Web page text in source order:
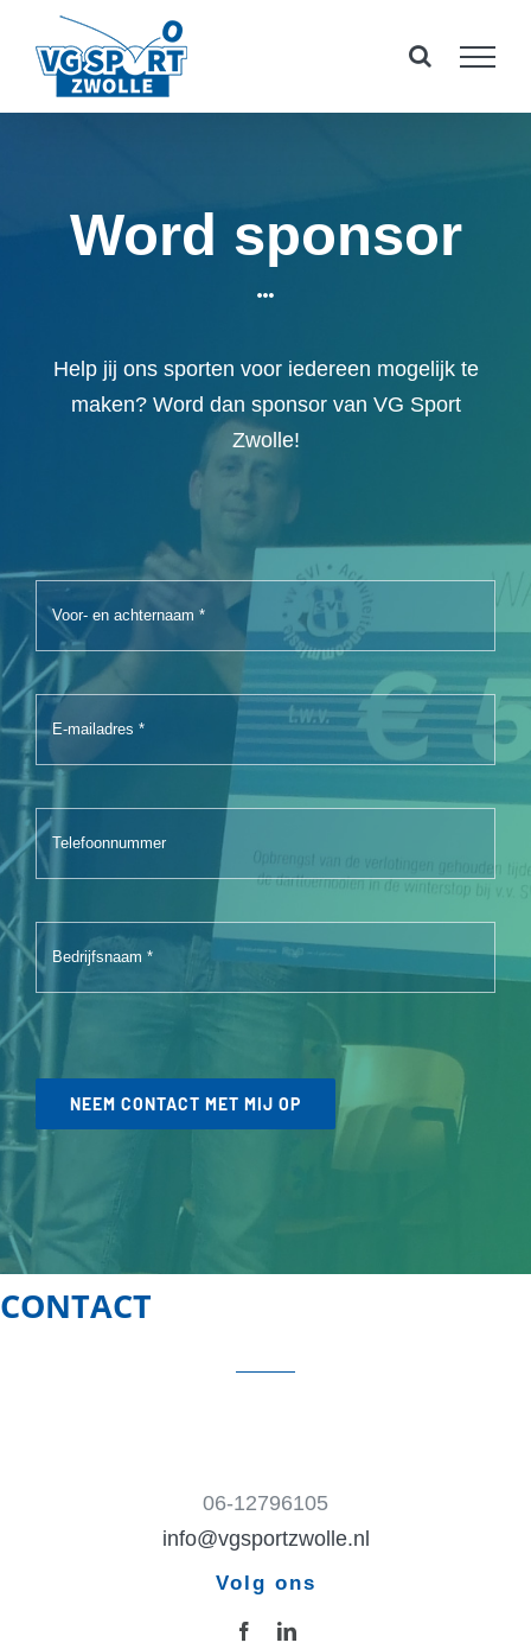
naar
Word sponsor
Help jij ons sporten voor iedereen mogelijk te
maken? Word dan sponsor van VG Sport
Zwolle!
NEEM CONTACT MET MIJ OP
CONTACT
06-12796105
info@vgsportzwolle.nl
Volg ons